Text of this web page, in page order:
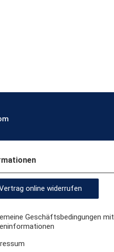
online widerrufen
Geschäftsbedingungen mit